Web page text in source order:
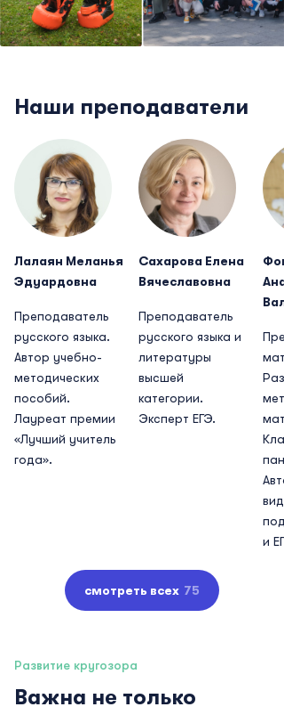
Наши преподаватели
Лалаян Меланья
Эдуардовна
Преподаватель
русского языка.
Автор учебно-
методических
пособий.
Лауреат премии
«Лучший учитель
года».
Сахарова Елена
Вячеславовна
Преподаватель
русского языка и
литературы
высшей
категории.
Эксперт ЕГЭ.
и
смотреть всех 75
Развитие кругозора
Важна не только